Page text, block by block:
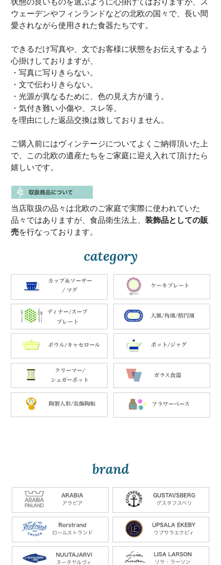
状態の良いものを選ぶように心掛けてはおりますが、ス
ウェーデンやフィンランドなどの北欧の国々で、長い間
愛されながら使用された食器たちです。
できるだけ写真や、文でお客様に状態をお伝えするよう
心掛けしておりますが、
・写真に写りきらない。
・文で伝わりきらない。
・光源が異なるために、色の見え方が違う。
・気付き難い小傷や、スレ等。
を理由にした返品交換は致しておりません。
ご購入前にはヴィンテージについてよくご納得頂いた上
で、この北欧の遺産たちをご家庭に迎え入れて頂けたら
嬉しいです。
当店取扱の品々は北欧のご家庭で実際に使われていた
品々ではありますが、食品衛生法上、装飾品としての販
売を行なっております。
category
brand